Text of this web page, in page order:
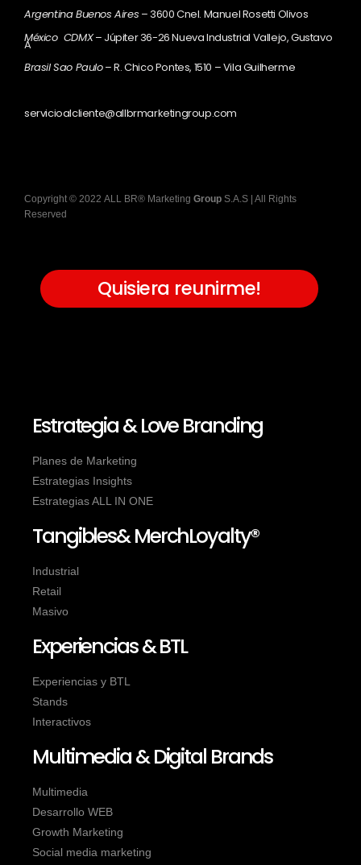
Argentina Buenos Aires – 3600 Cnel. Manuel Rosetti Olivos
México CDMX– Júpiter 36-26 Nueva Industrial Vallejo, Gustavo
A
Brasil Sao Paulo– R. Chico Pontes, 1510 – Vila Guilherme
servicioalcliente@allbrmarketingroup.com
Copyright© 2022 ALL BR® Marketing Group S.A.S | All Rights
Reserved
Quisiera reunirme!
Estrategia & Love Branding
Planes de Marketing
Estrategias Insights
Estrategias ALL IN ONE
Tangibles& MerchLoyalty®
Industrial
Retail
Masivo
Experiencias & BTL
Experiencias y BTL
Stands
Interactivos
Multimedia & Digital Brands
Multimedia
Desarrollo WEB
Growth Marketing
Social media marketing